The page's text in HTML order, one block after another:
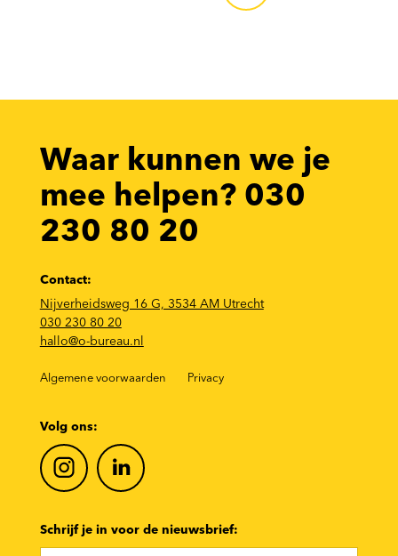
Waar kunnen we je
mee helpen? 030
230 80 20
Contact:
Nijverheidsweg 16 G, 3534 AM Utrecht
030 230 80 20
hallo@o-bureau.nl
Algemene voorwaarden Privacy
Volg ons:
Schrijf je in voor de nieuwsbrief: